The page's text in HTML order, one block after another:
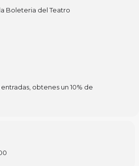
Boleteria del Teatro
obtenes un 10% de